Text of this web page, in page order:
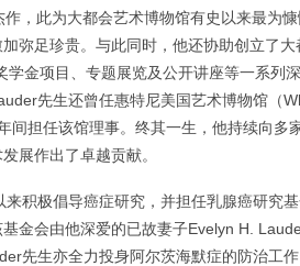
作，此为大都会艺术博物馆有史以来最为
弥足珍贵。与此同时，他还协助创立了
学金项目、专题展览及公开讲座等一系列
先生还曾任惠特尼美国艺术博物馆（
间担任该馆理事。终其一生，他持续向多
展作出了卓越贡献。
来积极倡导癌症研究，并担任乳腺癌研究
金会由他深爱的已故妻子Evelyn H.
先生亦全力投身阿尔茨海默症的防治工